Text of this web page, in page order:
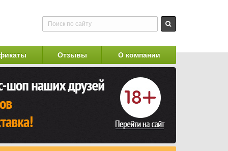
Отзывы О компании